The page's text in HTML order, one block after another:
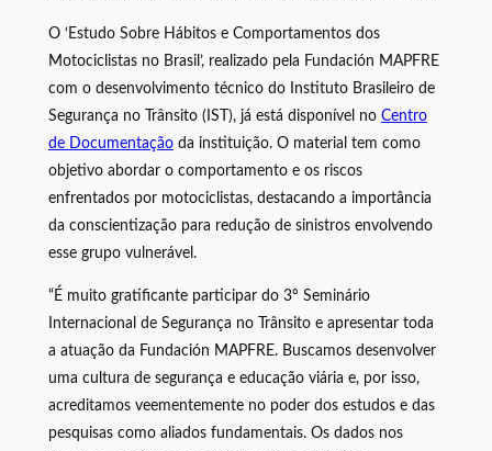
O ‘Estudo Sobre Hábitos e Comportamentos dos
Motociclistas no Brasil’, realizado pela Fundación MAPFRE
com o desenvolvimento técnico do Instituto Brasileiro de
Segurança no Trânsito (IST), já está disponível no Centro
de Documentaçãoda instituição. O material tem como
objetivo abordar o comportamento e os riscos
enfrentados por motociclistas, destacando a importância
da conscientização para redução de sinistros envolvendo
esse grupo vulnerável.
“É muito gratificante participar do 3º Seminário
Internacional de Segurança no Trânsito e apresentar toda
a atuação da Fundación MAPFRE. Buscamos desenvolver
uma cultura de segurança e educação viária e, por isso,
acreditamos veementemente no poder dos estudos e das
pesquisas como aliados fundamentais. Os dados nos